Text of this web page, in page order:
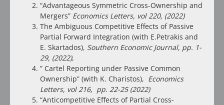
“Advantageous Symmetric Cross-Ownership and
Mergers” Economics Letters, vol 220, (2022)
The Ambiguous Competitive Effects of Passive
Partial Forward Integration (with E.Petrakis and
E. Skartados), Southern Economic Journal, pp. 1-
29, (2022),
” Cartel Reporting under Passive Common
Ownership” (with K. Charistos), Economics
Letters, vol 216, pp. 22-25 (2022)
“Anticompetitive Effects of Partial Cross-